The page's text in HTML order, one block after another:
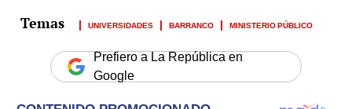
UNIVERSIDADES BARRANCO MINISTERIO PÚBLICO
Prefiero a La República en
Google